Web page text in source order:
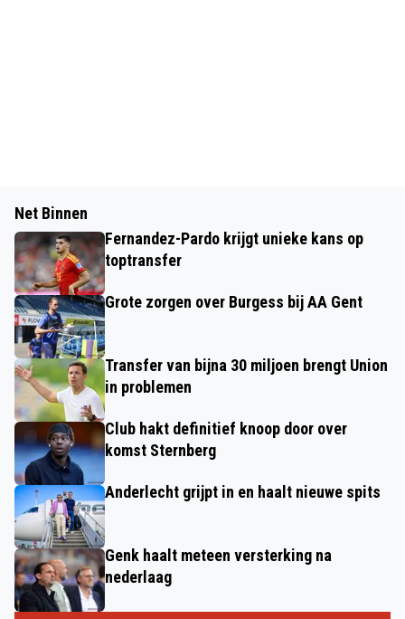
Net Binnen
Fernandez-Pardo krijgt unieke kans op
toptransfer
Grote zorgen over Burgess bij AA Gent
Transfer van bijna 30 miljoen brengt Union
in problemen
Club hakt definitief knoop door over
komst Sternberg
Anderlecht grijpt in en haalt nieuwe spits
Genk haalt meteen versterking na
nederlaag